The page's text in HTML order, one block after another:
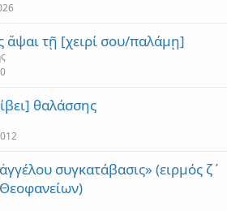
ἅψαι τῇ [χειρί σου/παλάμῃ]
θαλάσσης
συγκατάβασις» (ειρμός ζ΄